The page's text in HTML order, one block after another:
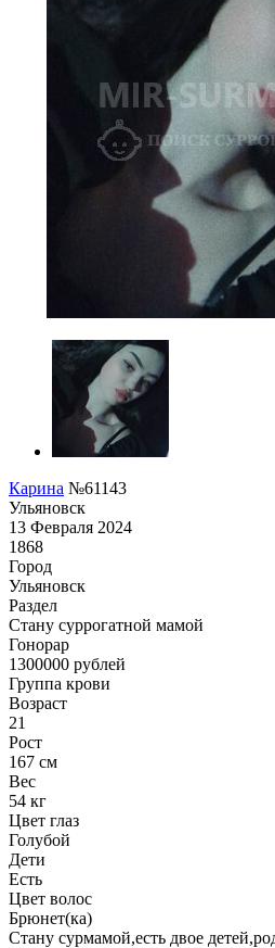
Карина №61143
Ульяновск
13 Февраля 2024
1868
Город
Ульяновск
Раздел
Cтану суррогатной мамой
Гонoрар
1300000 рублей
Группа крови
Возраст
21
Рост
167 см
Вес
54 кг
Цвет глаз
Голубой
Дети
Есть
Цвет волос
Брюнет(ка)
Стану сурмамой,есть двое